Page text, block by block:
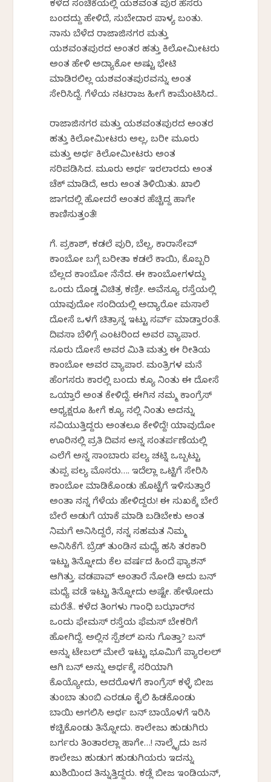
ಕಳೆದ ಸಂಚಿಕೆಯಲ್ಲಿ ಯಶವಂತ ಪುರ ಹೆಸರು
ಬಂದದ್ದು ಹೇಳಿದೆ, ಸುಬೇದಾರ ಪಾಳ್ಯ ಬಂತು.
ನಾನು ಬೆಳೆದ ರಾಜಾಜಿನಗರ ಮತ್ತು
ಯಶವಂತಪುರದ ಅಂತರ ಹತ್ತು ಕಿಲೋಮೀಟರು
ಅಂತ ಹೇಳಿ ಅದ್ಯಾಕೋ ಅಷ್ಟು ಭೇಟಿ
ಮಾಡಿರಲಿಲ್ಲ ಯಶವಂತಪುರವನ್ನು ಅಂತ
ಸೇರಿಸಿದ್ದೆ. ಗೆಳೆಯ ನಟರಾಜ ಹೀಗೆ ಕಾಮೆಂಟಿಸಿದ..
ರಾಜಾಜಿನಗರ ಮತ್ತು ಯಶವಂತಪುರದ ಅಂತರ
ಹತ್ತು ಕಿಲೋಮೀಟರು ಅಲ್ಲ, ಬರೀ ಮೂರು
ಮತ್ತು ಅರ್ಧ ಕಿಲೋಮೀಟರು ಅಂತ
ಸರಿಪಡಿಸಿದ. ಮೂರು ಅರ್ಧ ಇರಲಾರದು ಅಂತ
ಚೆಕ್ ಮಾಡಿದೆ, ಆರು ಅಂತ ತಿಳಿಯಿತು. ಖಾಲಿ
ಜಾಗದಲ್ಲಿ ಹೋದರೆ ಅಂತರ ಹೆಚ್ಚಿದ್ದ ಹಾಗೇ
ಕಾಣಿಸುತ್ತಂತೆ!
ಗೆ. ಪ್ರಕಾಶ್, ಕಡಲೆ ಪುರಿ, ಬೆಲ್ಲ, ಕಾರಾಸೇವ್
ಕಾಂಬೋ ಬಗ್ಗೆ ಬರೀತಾ ಕಡಲೆ ಕಾಯಿ, ಕೊಬ್ಬರಿ
ಬೆಲ್ಲದ ಕಾಂಬೋ ನೆನೆದ. ಈ ಕಾಂಬೋಗಳದ್ದು
ಒಂದು ದೊಡ್ಡ ವಿಚಿತ್ರ ಕಣ್ರೀ. ಅವೆನ್ಯೂ ರಸ್ತೆಯಲ್ಲಿ
ಯಾವುದೋ ಸಂದಿಯಲ್ಲಿ ಅದ್ಯಾರೋ ಮಸಾಲೆ
ದೋಸೆ ಒಳಗೆ ಚಿತ್ರಾನ್ನ ಇಟ್ಟು ಸರ್ವ್ ಮಾಡ್ತಾರಂತೆ.
ದಿವಸಾ ಬೆಳಿಗ್ಗೆ ಎಂಟರಿಂದ ಅವರ ವ್ಯಾಪಾರ.
ನೂರು ದೋಸೆ ಅವರ ಮಿತಿ ಮತ್ತು ಈ ರೀತಿಯ
ಕಾಂಬೋ ಅವರ ವ್ಯಾಪಾರ. ಮಂತ್ರಿಗಳ ಮನೆ
ಹೆಂಗಸರು ಕಾರಲ್ಲಿ ಬಂದು ಕ್ಯೂ ನಿಂತು ಈ ದೋಸೆ
ಒಯ್ತಾರೆ ಅಂತ ಕೇಳಿದ್ದೆ. ಈಗಿನ ನಮ್ಮ ಕಾಂಗ್ರೆಸ್
ಅಧ್ಯಕ್ಷರೂ ಹೀಗೆ ಕ್ಯೂ ನಲ್ಲಿ ನಿಂತು ಅದನ್ನು
ಸವಿಯುತ್ತಿದ್ದರು ಅಂತಲೂ ಕೇಳಿದ್ದೆ! ಯಾವುದೋ
ಊರಿನಲ್ಲಿ ಪ್ರತಿ ದಿವಸ ಅನ್ನ ಸಂತರ್ಪಣೆಯಲ್ಲಿ
ಎಲೆಗೆ ಅನ್ನ ಸಾಂಬಾರು ಪಲ್ಯ ಚಟ್ನಿ ಒಬ್ಬಟ್ಟು
ತುಪ್ಪ ಪಲ್ಯ ಮೊಸರು…. ಇದೆಲ್ಲಾ ಒಟ್ಟಿಗೆ ಸೇರಿಸಿ
ಕಾಂಬೋ ಮಾಡಿಕೊಂಡು ಹೊಟ್ಟೆಗೆ ಇಳಿಸುತ್ತಾರೆ
ಅಂತಾ ನನ್ನ ಗೆಳೆಯ ಹೇಳಿದ್ದರು! ಈ ಸುಖಕ್ಕೆ ಬೇರೆ
ಬೇರೆ ಅಡುಗೆ ಯಾಕೆ ಮಾಡಿ ಬಡಿಬೇಕು ಅಂತ
ನಿಮಗೆ ಅನಿಸಿದ್ದರೆ, ನನ್ನ ಸಹಮತ ನಿಮ್ಮ
ಅನಿಸಿಕೆಗೆ. ಬ್ರೆಡ್ ತುಂಡಿನ ಮಧ್ಯೆ ಹಸಿ ತರಕಾರಿ
ಇಟ್ಟು ತಿನ್ನೋದು ಕೆಲ ವರ್ಷದ ಹಿಂದೆ ಫ್ಯಾಶನ್
ಆಗಿತ್ತು. ವಡಪಾವ್ ಅಂತಾರೆ ನೋಡಿ ಅದು ಬನ್
ಮಧ್ಯೆ ವಡೆ ಇಟ್ಟು ತಿನ್ನೋದು ಅಷ್ಟೇ. ಹೇಳೋದು
ಮರೆತೆ.. ಕಳೆದ ತಿಂಗಳು ಗಾಂಧಿ ಬಝಾರ್‌ನ
ಒಂದು ಫೇಮಸ್ ರಸ್ತೆಯ ಫೆಮಸ್ ಬೇಕರಿಗೆ
ಹೋಗಿದ್ದೆ. ಅಲ್ಲಿನ ಸ್ಪೆಶಲ್ ಏನು ಗೊತ್ತಾ? ಬನ್
ಅನ್ನು ಟೇಬಲ್ ಮೇಲೆ ಇಟ್ಟು ಭೂಮಿಗೆ ಪ್ಯಾರಲಲ್
ಆಗಿ ಬನ್ ಅನ್ನು ಅರ್ಧಕ್ಕೆ ಸರಿಯಾಗಿ
ಕೊಯ್ಯೋದು, ಅದರೊಳಗೆ ಕಾಂಗ್ರೆಸ್ ಕಳ್ಳೆ ಬೀಜ
ತುಂಬಾ ತುಂಬಿ ಎರಡೂ ಕೈಲಿ ಹಿಡಕೊಂಡು
ಬಾಯಿ ಅಗಲಿಸಿ ಅರ್ಧ ಬನ್ ಬಾಯೊಳಗೆ ಇರಿಸಿ
ಕಚ್ಚಿಕೊಂಡು ತಿನ್ನೋದು. ಕಾಲೇಜು ಹುಡುಗಿರು
ಬರ್ಗರು ತಿಂತಾರಲ್ಲಾ ಹಾಗೇ…! ನಾಲ್ಕೈದು ಜನ
ಕಾಲೇಜು ಹುಡುಗ ಹುಡುಗಿಯರು ಇದನ್ನು
ಖುಶಿಯಿಂದ ತಿನ್ನುತ್ತಿದ್ದರು. ಕಡ್ಲೆ ಬೀಜ ಇಂಡಿಯನ್,